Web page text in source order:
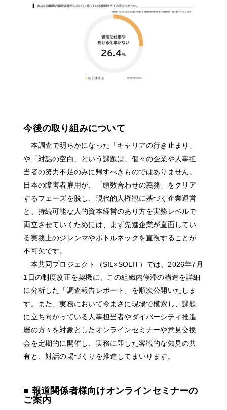
今後の取り組みについて
本調査で明らかになった「キャリアの行き止まり」
や「対話の空白」という課題は、個々の企業や人事担
当者の努力不足のみに帰すべきものではありません。
日本の障害者雇用が、「頭数合わせの義務」をクリア
するフェーズを脱し、現代的人権観に基づく企業運営
と、持続可能な人的資本経営のあり方を実務レベルで
両立させていくためには、まず先進企業が直面してい
る実務上のジレンマやボトルネックを直視することが
不可欠です。
本共同プロジェクト（SIL×SOLIT）では、2026年7月
1日の制度改正を契機に、この組織内停滞の構造を詳細
に分析した「調査報告レポート」を順次公開いたしま
す。また、実務において今まさに現場で模索し、課題
に立ち向かっている人事担当者やダイバーシティ推進
層の方々を対象としたオンラインセミナーや意見交換
会を定期的に開催し、実務に即した客観的な知見の共
有と、対話の場づくりを推進してまいります。
■ 報道関係者様向けオンラインセミナーの
ご案内